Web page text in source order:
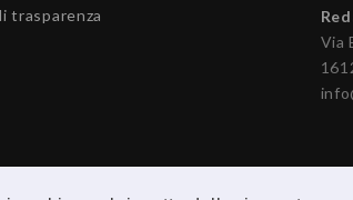
trasparenza
Via